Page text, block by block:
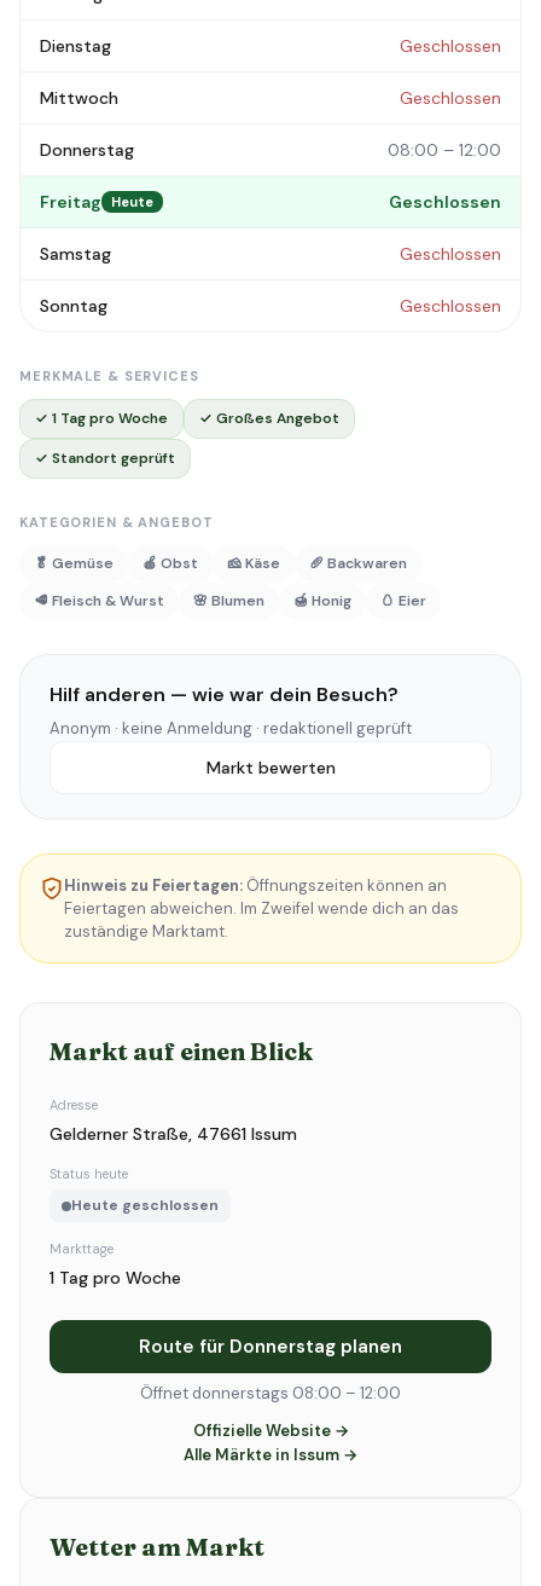
Dienstag Geschlossen
Mittwoch Geschlossen
Donnerstag 08:00 – 12:00
Freitag Heute Geschlossen
Samstag Geschlossen
Sonntag Geschlossen
MERKMALE & SERVICES
✓ 1 Tag pro Woche ✓ Großes Angebot
✓ Standort geprüft
KATEGORIEN & ANGEBOT
🥬 Gemüse 🍎 Obst 🧀 Käse
🥖 Backwaren
🥩 Fleisch & Wurst
🌸 Blumen 🍯 Honig 🥚 Eier
Hilf anderen — wie war dein Besuch?
Anonym · keine Anmeldung · redaktionell geprüft
Markt bewerten
Hinweis zu Feiertagen: Öffnungszeiten können an
Feiertagen abweichen. Im Zweifel wende dich an das
zuständige Marktamt.
Markt auf einen Blick
Adresse
Gelderner Straße, 47661 Issum
Status heute
Heute geschlossen
Markttage
1 Tag pro Woche
Route für Donnerstag planen
Öffnet donnerstags 08:00 – 12:00
Offizielle Website →
Alle Märkte in Issum →
Wetter am Markt